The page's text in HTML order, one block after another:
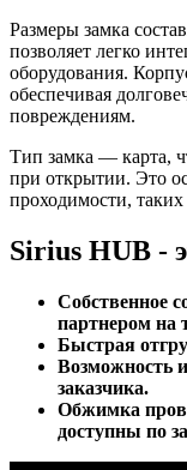
Размеры замка
позволяет легко
оборудования.
обеспечивая
повреждениям.
Тип замка — карта,
при открытии. Это
проходимости,
Sirius HUB -
Собственное
партнером на
Быстрая
Возможность
заказчика.
Обжимка
доступны по